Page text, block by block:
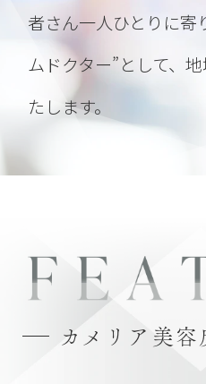
2026.03.17
エレクトロポレー
価格を3/23～改定い
こちらをクリック。
者さん一人ひとりに寄
ムドクター”として、
たします。
カメリア美